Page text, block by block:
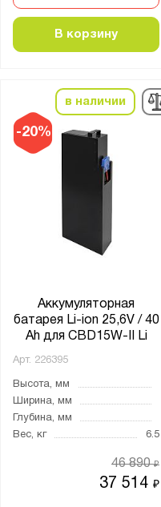
В корзину
-20%
в наличии
Аккумуляторная
батарея Li-ion 25,6V / 40
Ah для CBD15W-II Li
Арт. 226395
Высота, мм
Ширина, мм
Глубина, мм
Вес, кг
6.5
37 514₽
46 890₽